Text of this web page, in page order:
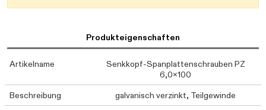
Produkteigenschaften
Artikelname
Senkkopf-Spanplattenschrauben PZ
6,0x100
Beschreibung
galvanisch verzinkt, Teilgewinde